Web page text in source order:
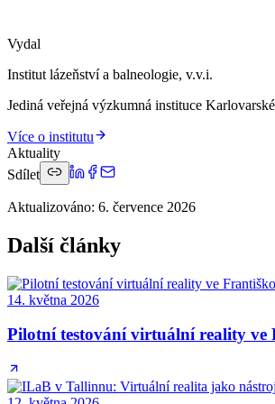
Vydal
Institut lázeňství a balneologie, v.v.i.
Jediná veřejná výzkumná instituce
Více o institutu
Aktuality
Sdílet
Aktualizováno: 6. července 2026
Další články
14. května 2026
Pilotní testování virtuální reality ve